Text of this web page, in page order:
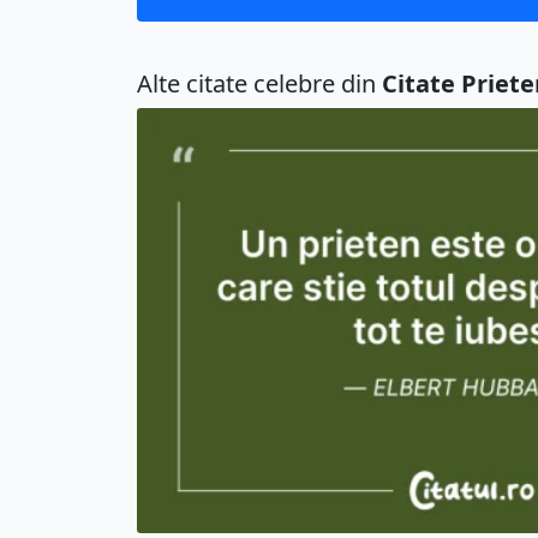
Alte citate celebre din Citate